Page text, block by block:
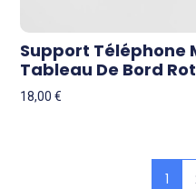
Support Téléphone
Tableau De Bord
18,00€
1